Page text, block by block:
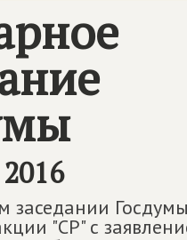
заседании
"СР" с